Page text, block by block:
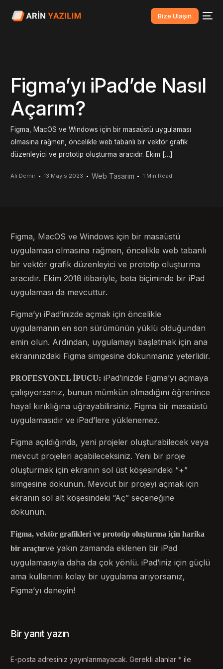
Bize Ulaşın
Figma’yı iPad’de Nasıl
Açarım?
Figma, MacOS ve Windows için bir masaüstü uygulaması
olmasına rağmen, öncelikle web tabanlı bir vektör grafik
düzenleyici ve prototip oluşturma aracıdır. Ekim […]
Ali Demir 13 Mayıs 2023 Web Tasarım 1 Min Read
Figma, MacOS ve Windows için bir masaüstü
uygulaması olmasına rağmen, öncelikle web tabanlı
bir vektör grafik düzenleyici ve prototip oluşturma
aracıdır. Ekim 2018 itibariyle, beta biçiminde bir iPad
uygulaması da mevcuttur.
Figma’yı iPad’inizde açmak için öncelikle
uygulamanın en son sürümünün yüklü olduğundan
emin olun. Ardından, uygulamayı başlatmak için ana
ekranınızdaki Figma simgesine dokunmanız yeterlidir.
PROFESYONEL İPUCU: iPad’inizde Figma’yı açmaya
çalışıyorsanız, bunun mümkün olmadığını öğrenince
hayal kırıklığına uğrayabilirsiniz. Figma bir masaüstü
uygulamasıdır ve iPad’lere yüklenemez.
Figma açıldığında, yeni projeler oluşturabilecek veya
mevcut projeleri açabileceksiniz. Yeni bir proje
oluşturmak için ekranın sol üst köşesindeki “+”
simgesine dokunun. Mevcut bir projeyi açmak için
ekranın sol alt köşesindeki “Aç” seçeneğine
dokunun.
Figma, vektör grafikleri ve prototip oluşturma için harika
bir araçtırve yakın zamanda eklenen bir iPad
uygulamasıyla daha da çok yönlü. iPad’iniz için güçlü
ama kullanımı kolay bir uygulama arıyorsanız,
Figma’yı deneyin!
Bir yanıt yazın
E-posta adresiniz yayınlanmayacak. Gerekli alanlar* ile